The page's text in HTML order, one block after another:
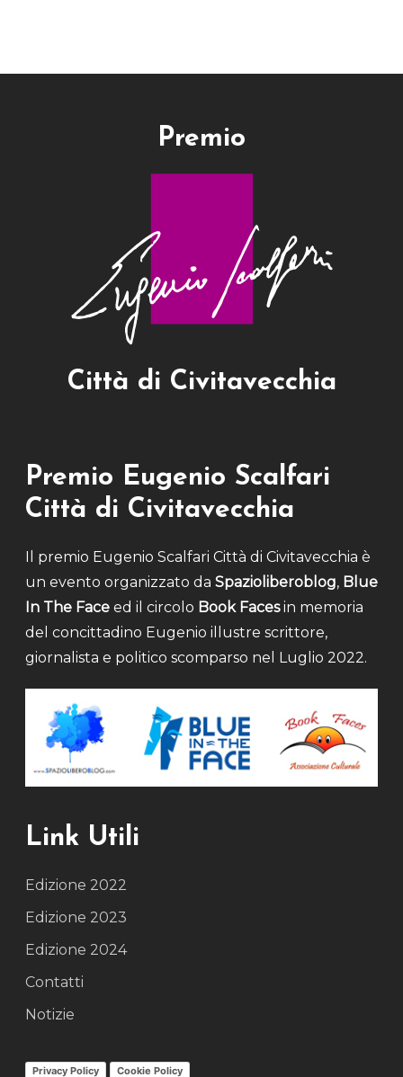
Premio
Città di Civitavecchia
Premio Eugenio Scalfari
Città di Civitavecchia
Il premio Eugenio Scalfari Città di Civitavecchia è
un evento organizzato da Spazioliberoblog, Blue
In The Face ed il circolo Book Facesin memoria
del concittadino Eugenio illustre scrittore,
giornalista e politico scomparso nel Luglio 2022.
Link Utili
Edizione 2022
Edizione 2023
Edizione 2024
Contatti
Notizie
Privacy Policy Cookie Policy